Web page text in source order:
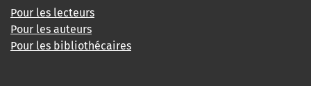
Pour les lecteurs
Pour les auteurs
Pour les bibliothécaires